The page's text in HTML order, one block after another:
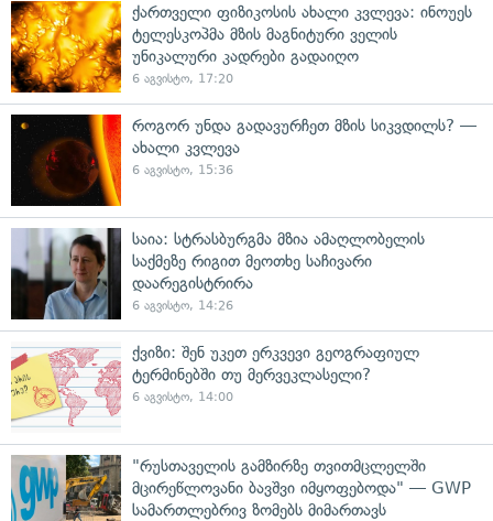
ქართველი ფიზიკოსის ახალი კვლევა: ინოუეს
ტელესკოპმა მზის მაგნიტური ველის
უნიკალური კადრები გადაიღო
6 აგვისტო, 17:20
როგორ უნდა გადავურჩეთ მზის სიკვდილს? —
ახალი კვლევა
6 აგვისტო, 15:36
საია: სტრასბურგმა მზია ამაღლობელის
საქმეზე რიგით მეოთხე საჩივარი
დაარეგისტრირა
6 აგვისტო, 14:26
ქვიზი: შენ უკეთ ერკვევი გეოგრაფიულ
ტერმინებში თუ მერვეკლასელი?
6 აგვისტო, 14:00
"რუსთაველის გამზირზე თვითმცლელში
მცირეწლოვანი ბავშვი იმყოფებოდა" — GWP
სამართლებრივ ზომებს მიმართავს